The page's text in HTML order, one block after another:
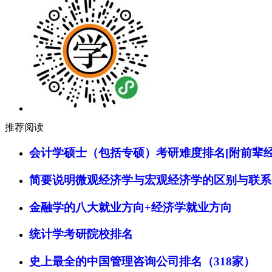
推荐阅读
会计学硕士（包括专硕）考研难度排名[附前辈
简要说明微观经济学与宏观经济学的区别与联系
金融学的八大就业方向+经济学就业方向
统计学考研院校排名
史上最全的中国管理咨询公司排名（318家）